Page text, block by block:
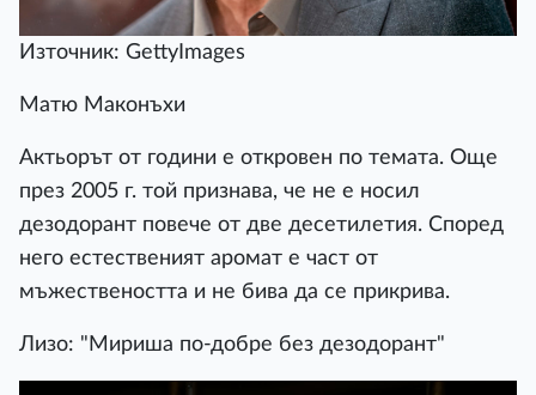
Източник: GettyImages
Матю Маконъхи
Актьорът от години е откровен по темата. Още
през 2005 г. той признава, че не е носил
дезодорант повече от две десетилетия. Според
него естественият аромат е част от
мъжествеността и не бива да се прикрива.
Лизо: "Мириша по-добре без дезодорант"